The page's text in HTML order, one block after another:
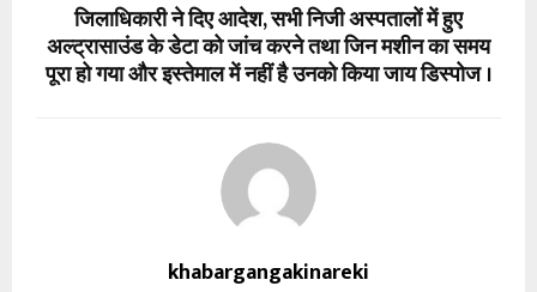
जिलाधिकारी ने दिए आदेश, सभी निजी अस्पतालों में हुए
अल्ट्रासाउंड के डेटा को जांच करने तथा जिन मशीन का समय
पूरा हो गया और इस्तेमाल में नहीं है उनको किया जाय डिस्पोज ।
khabargangakinareki